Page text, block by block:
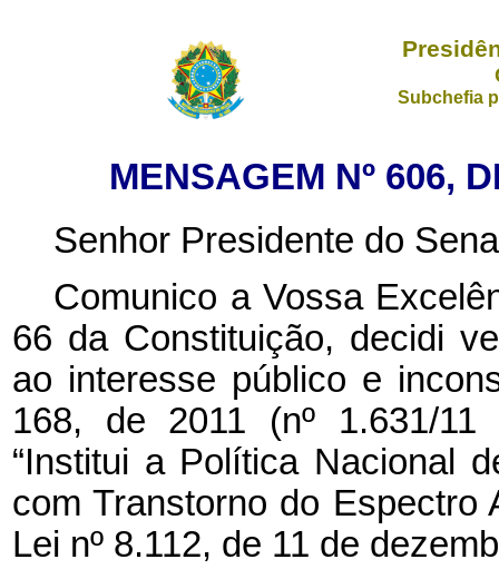
Subchefia
MENSAGEM Nº 606,
Senhor Presidente do
Comunico a Vossa
66 da Constituição, decidi
ao interesse público e
168, de 2011 (nº 1.631/
“Institui a Política Nacional
com Transtorno do
Lei nº 8.112, de 11 de